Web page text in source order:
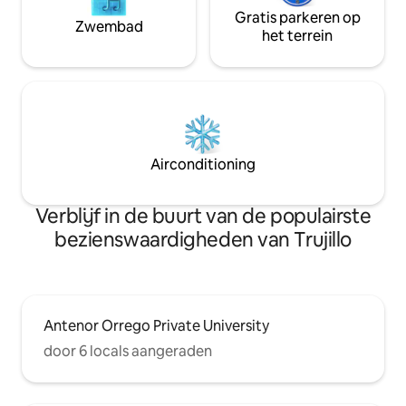
Zwembad
Gratis parkeren op
het terrein
Airconditioning
Verblijf in de buurt van de populairste
bezienswaardigheden van Trujillo
Antenor Orrego Private University
door 6 locals aangeraden